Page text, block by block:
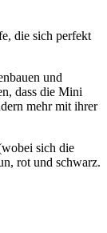
die sich perfekt
und
dass die Mini
mehr mit ihrer
sich die
rot und schwarz.